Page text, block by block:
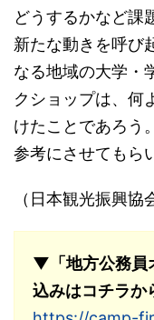
どうするかなど課
新たな動きを呼び
なる地域の大学・
クショップは、何
けたことであろう
参考にさせてもら
（日本観光振興
▼「地方公務員
込みはコチラか